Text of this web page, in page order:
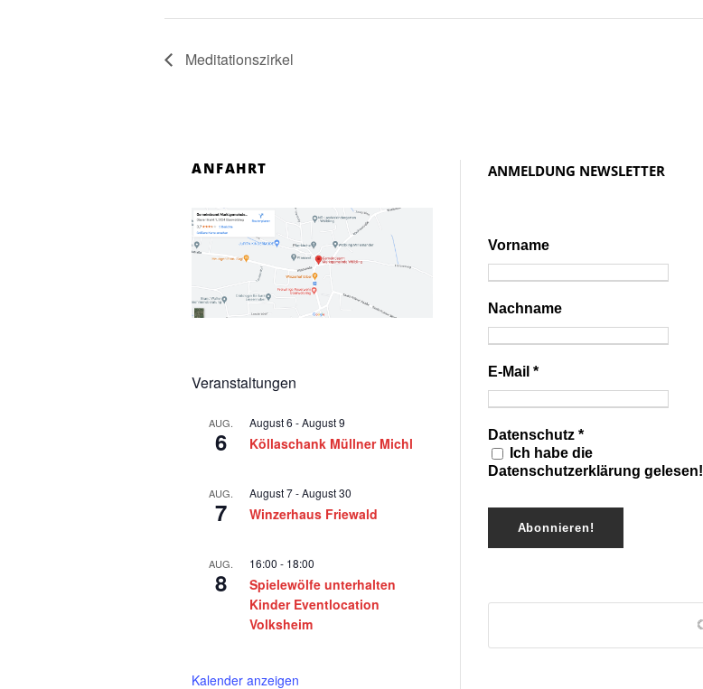
Meditationszirkel
ANFAHRT
Veranstaltungen
AUG.
6
August 6 -August 9
Köllaschank Müllner Michl
AUG.
7
August 7-August 30
Winzerhaus Friewald
AUG.
8
16:00 - 18:00
Spielewölfe unterhalten
Kinder Eventlocation
Volksheim
Kalender anzeigen
ANMELDUNG NEWSLETTER
Vorname
Nachname
E-Mail *
Datenschutz *
Ich habe die
Datenschutzerklärung gelesen!